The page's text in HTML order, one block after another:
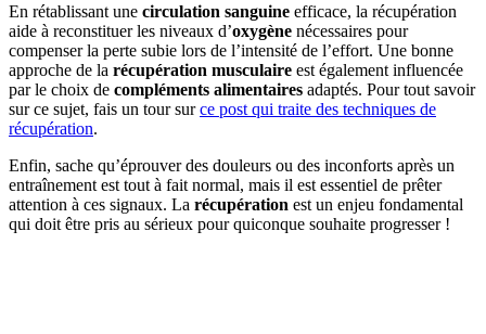
En rétablissant une circulation sanguine efficace, la récupération
aide à reconstituer les niveaux d’oxygène nécessaires pour
compenser la perte subie lors de l’intensité de l’effort. Une bonne
approche de la récupération musculaire est également influencée
par le choix de compléments alimentaires adaptés. Pour tout savoir
sur ce sujet, fais un tour surce post qui traite des techniques de
récupération.
Enfin, sache qu’éprouver des douleurs ou des inconforts après un
entraînement est tout à fait normal, mais il est essentiel de prêter
attention à ces signaux. La récupération est un enjeu fondamental
qui doit être pris au sérieux pour quiconque souhaite progresser !